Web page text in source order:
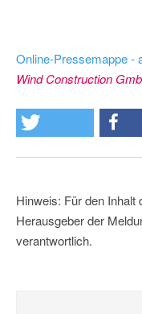
Online-Pressemappe -
Wind Construction
Hinweis: Für den
Herausgeber der
verantwortlich.